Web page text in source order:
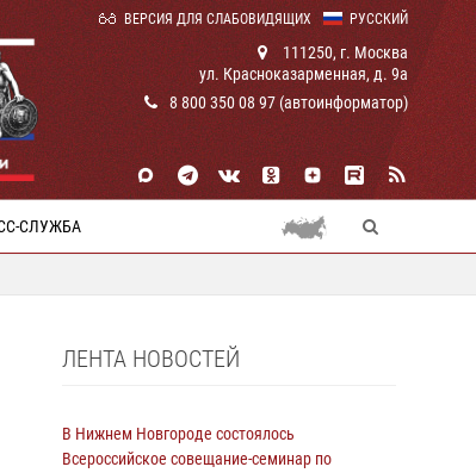
РУССКИЙ
ВЕРСИЯ ДЛЯ СЛАБОВИДЯЩИХ
111250, г. Москва
ул. Красноказарменная, д. 9а
8 800 350 08 97 (автоинформатор)
СЛУЖБА
ЛЕНТА НОВОСТЕЙ
В Нижнем Новгороде состоялось
Всероссийское совещание-семинар по